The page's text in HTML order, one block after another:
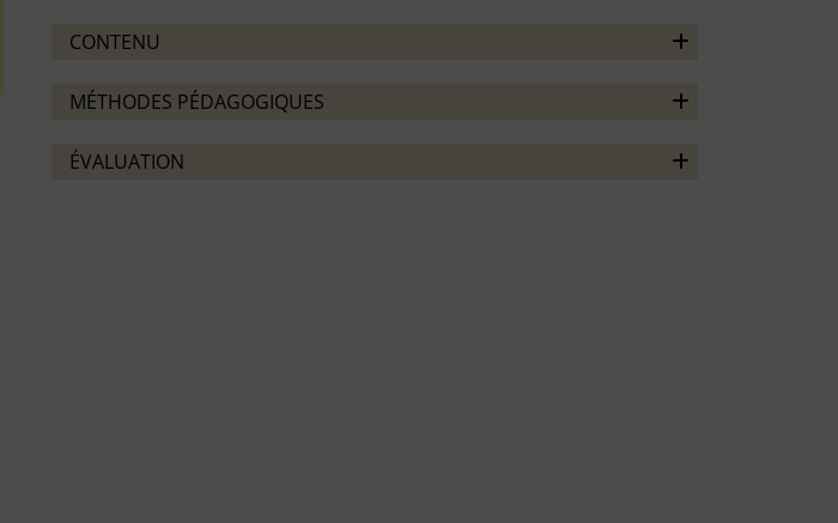
CONTENU
MÉTHODES PÉDAGOGIQUES
ÉVALUATION